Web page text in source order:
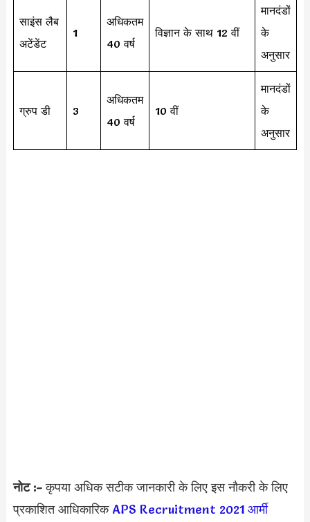
साइंस लैब
अटेंडेंट
1
अधिकतम
40 वर्ष
विज्ञान के साथ 12 वीं
मानदंडों
के
अनुसार
ग्रुप डी 3
अधिकतम
40 वर्ष
10 वीं
मानदंडों
के
अनुसार
नोट :-कृपया अधिक सटीक जानकारी के लिए इस नौकरी के लिए
प्रकाशित आधिकारिक APS Recruitment 2021 आर्मी